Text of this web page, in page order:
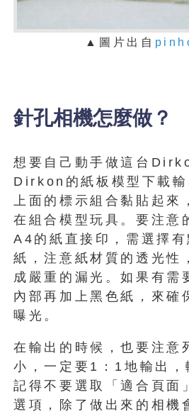
▲ 圖片出自
針孔相機怎麼做？
想要自己動手做這台
Dirkon的紙板模型下載輸
上面的標示組合黏貼起來
在組合模型玩具。要注意
A4的紙直接印，需選擇
紙，注意紙材質的透光性
成嚴重的漏光。如果有需
內部再加上黑色紙，來確
曝光。
在輸出的時候，也要注意
小，一定要1：1地輸出，
記得不要選取「適合頁面
選項，除了做出來的相機